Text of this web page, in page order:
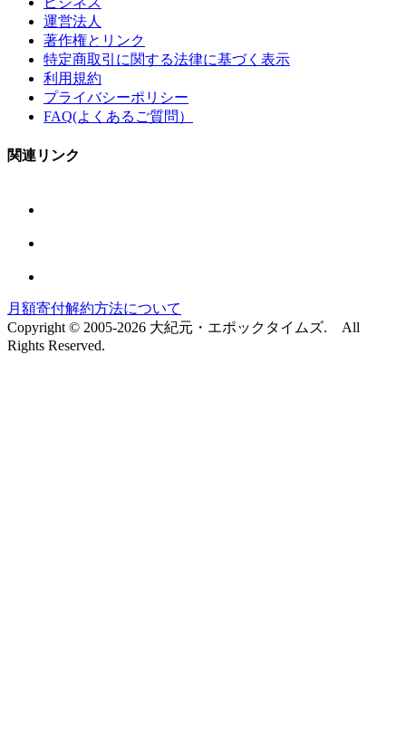
運営法人
著作権とリンク
特定商取引に関する法律に基づく表示
利用規約
プライバシーポリシー
FAQ(よくあるご質問）
関連リンク
月額寄付解約方法について
Copyright © 2005-2026 大紀元・エポックタイムズ. All
Rights Reserved.